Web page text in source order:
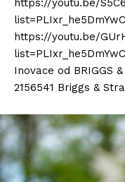
https://youtu.be/
https://youtu.be/
Inovace od BRIGGS &
2156541 Briggs &